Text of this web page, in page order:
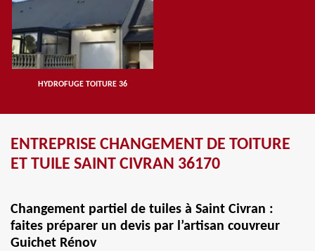
HYDROFUGE TOITURE 36
ENTREPRISE CHANGEMENT DE TOITURE
ET TUILE SAINT CIVRAN 36170
Changement partiel de tuiles à Saint Civran :
faites préparer un devis par l’artisan couvreur
Guichet Rénov